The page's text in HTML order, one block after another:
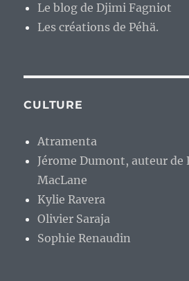
Le blog de Djimi Fagniot
Les créations de Péhä.
CULTURE
Atramenta
Jérome Dumont, auteur de
MacLane
Kylie Ravera
Olivier Saraja
Sophie Renaudin